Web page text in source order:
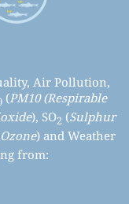
Air Pollution,
(PM10 (Respirable
), SO2 (Sulphur
Ozone) and Weather
from: